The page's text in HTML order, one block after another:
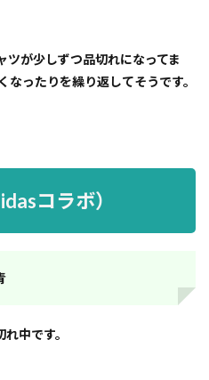
ツが少しずつ品切れになってま
ったりを繰り返してそうです。
コラボ）
中です。